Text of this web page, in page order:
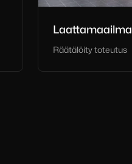
Laattamaailma
Räätälöity toteutus